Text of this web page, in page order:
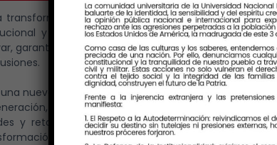
transformación de la educación universitaria
y territorial, en función de las líneas
garantizando el derecho de todas y todos a
nueva institucionalidad, caracterizada por
transformación y socialización de
y retos culturales, ambientales, políticos,
del país.